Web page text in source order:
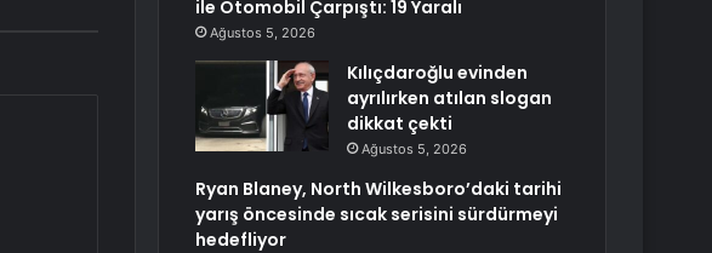
ile Otomobil Çarpıştı: 19 Yaralı
Ağustos 5, 2026
Kılıçdaroğlu evinden
ayrılırken atılan slogan
dikkat çekti
Ağustos 5, 2026
Ryan Blaney, North Wilkesboro’daki tarihi
yarış öncesinde sıcak serisini sürdürmeyi
hedefliyor